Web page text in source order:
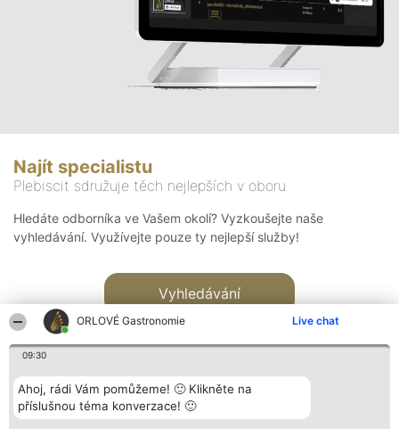
ORLOVÉ Gastronomie Live chat
09:30
Ahoj, rádi Vám pomůžeme! 🙂 Klikněte na
příslušnou téma konverzace! 🙂
Najít specialistu
Plebiscit sdružuje těch nejlepších v oboru
Hledáte odborníka ve Vašem okolí? Vyzkoušejte naše
vyhledávání. Využívejte pouze ty nejlepší služby!
Vyhledávání